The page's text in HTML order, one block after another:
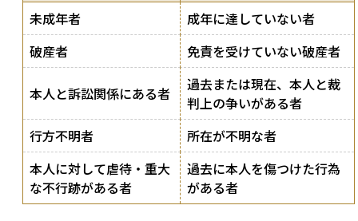
未成年者
成年に達していない者
破産者
免責を受けていない破産者
本人と訴訟関係にある者
過去または現在、本人と裁
判上の争いがある者
行方不明者
所在が不明な者
本人に対して虐待・重大
な不行跡がある者
過去に本人を傷つけた行為
がある者